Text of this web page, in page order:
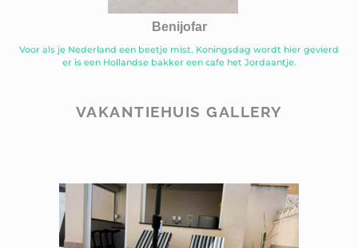
Benijofar
Voor als je Nederland een beetje mist. Koningsdag wordt hier gevierd
er is een Hollandse bakker een cafe het Jordaantje.
VAKANTIEHUIS GALLERY